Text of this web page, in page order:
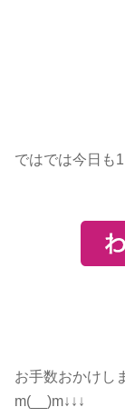
ではでは今日も
お手数おかけし
m(__)m↓↓↓